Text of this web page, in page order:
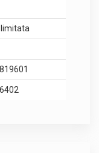
limitata